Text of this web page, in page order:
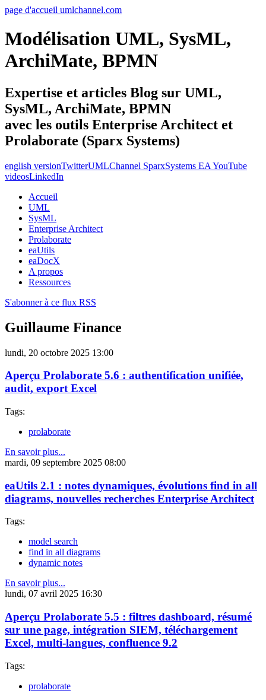
page d'accueil umlchannel.com
Modélisation UML, SysML,
ArchiMate, BPMN
Expertise et articles Blog sur UML,
SysML, ArchiMate, BPMN
avec les outils Enterprise Architect et
Prolaborate (Sparx Systems)
english versionTwitterUMLChannel SparxSystems EA YouTube
videosLinkedIn
Accueil
UML
SysML
Enterprise Architect
Prolaborate
eaUtils
eaDocX
A propos
Ressources
S'abonner à ce flux RSS
Guillaume Finance
lundi, 20 octobre 2025 13:00
Aperçu Prolaborate 5.6 : authentification unifiée,
audit, export Excel
Tags:
prolaborate
En savoir plus...
mardi, 09 septembre 2025 08:00
eaUtils 2.1 : notes dynamiques, évolutions find in all
diagrams, nouvelles recherches Enterprise Architect
Tags:
model search
find in all diagrams
dynamic notes
En savoir plus...
lundi, 07 avril 2025 16:30
Aperçu Prolaborate 5.5 : filtres dashboard, résumé
sur une page, intégration SIEM, téléchargement
Excel, multi-langues, confluence 9.2
Tags:
prolaborate